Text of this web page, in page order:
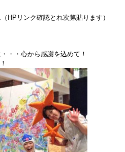
HPリンク確認とれ次第貼ります）
・・心から感謝を込めて！